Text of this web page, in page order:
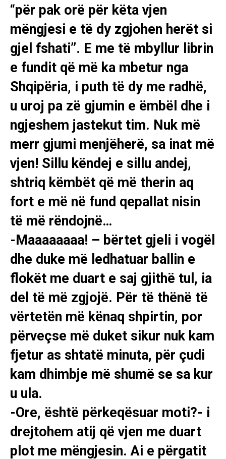
“për pak orë për këta vjen
mëngjesi e të dy zgjohen herët si
gjel fshati”. E me të mbyllur librin
e fundit që më ka mbetur nga
Shqipëria, i puth të dy me radhë,
u uroj pa zë gjumin e ëmbël dhe i
ngjeshem jastekut tim. Nuk më
merr gjumi menjëherë, sa inat më
vjen! Sillu këndej e sillu andej,
shtriq këmbët që më therin aq
fort e më në fund qepallat nisin
të më rëndojnë…
-Maaaaaaaa! – bërtet gjeli i vogël
dhe duke më ledhatuar ballin e
flokët me duart e saj gjithë tul, ia
del të më zgjojë. Për të thënë të
vërtetën më kënaq shpirtin, por
përveçse më duket sikur nuk kam
fjetur as shtatë minuta, për çudi
kam dhimbje më shumë se sa kur
u ula.
-Ore, është përkeqësuar moti?- i
drejtohem atij që vjen me duart
plot me mëngjesin. Ai e përgatit